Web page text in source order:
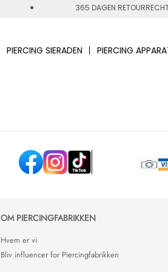
365 DAGEN
PIERCING SIERADEN PIERCING
OM PIERCINGFABRIKKEN
Hvem er vi
Bliv influencer for Piercingfabrikken